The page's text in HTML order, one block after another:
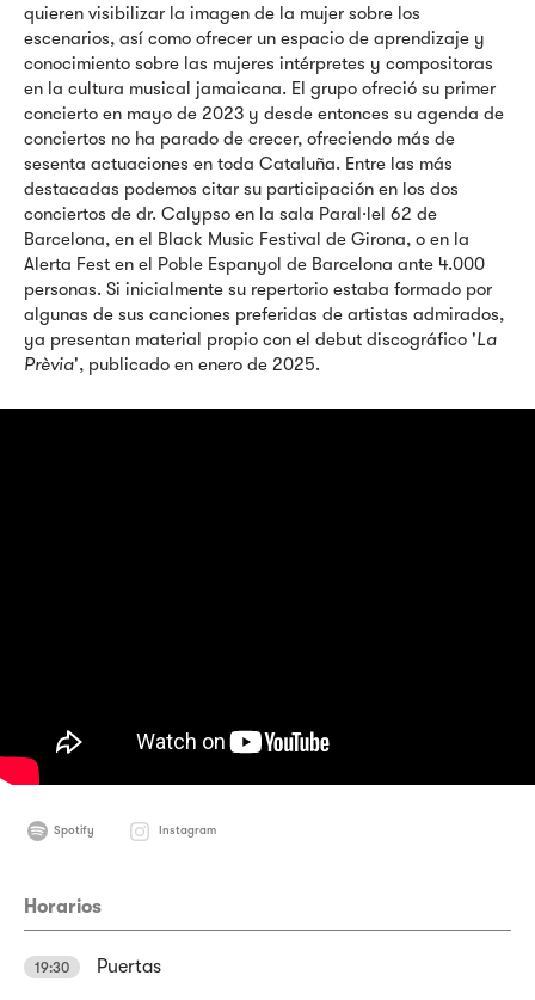
quieren visibilizar la imagen de la mujer sobre los
escenarios, así como ofrecer un espacio de aprendizaje y
conocimiento sobre las mujeres intérpretes y compositoras
en la cultura musical jamaicana. El grupo ofreció su primer
concierto en mayo de 2023 y desde entonces su agenda de
conciertos no ha parado de crecer, ofreciendo más de
sesenta actuaciones en toda Cataluña. Entre las más
destacadas podemos citar su participación en los dos
conciertos de dr. Calypso en la sala Paral·lel 62 de
Barcelona, en el Black Music Festival de Girona, o en la
Alerta Fest en el Poble Espanyol de Barcelona ante 4.000
personas. Si inicialmente su repertorio estaba formado por
algunas de sus canciones preferidas de artistas admirados,
ya presentan material propio con el debut discográfico 'La
Prèvia', publicado en enero de 2025.
Spotify Instagram
Horarios
19:30 Puertas